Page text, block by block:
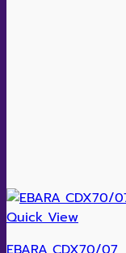
Quick View